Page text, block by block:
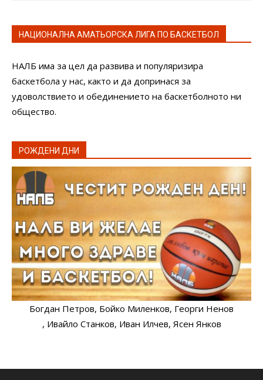
НАЦИОНАЛНА АМАТЬОРСКА ЛИГА ПО БАСКЕТБОЛ
НАЛБ има за цел да развива и популяризира
баскетбола у нас, както и да допринася за
удоволствието и обединението на баскетболното ни
общество.
РОЖДЕНИ ДНИ
Богдан Петров, Бойко Миленков, Георги Ненов
, Ивайло Станков, Иван Илчев, Ясен Янков